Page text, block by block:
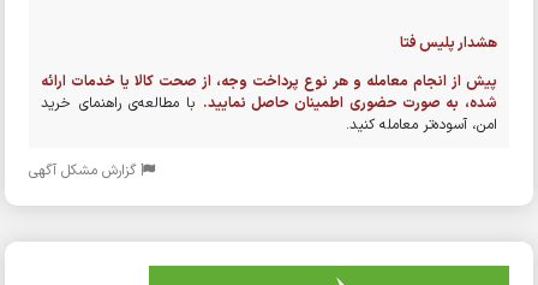
هشدار پلیس فتا
پیش از انجام معامله و هر نوع پرداخت وجه، از صحت کالا یا خدمات ارائه
شده، به صورت حضوری اطمینان حاصل نمایید. با مطالعه‌ی راهنمای خرید
امن، آسوده‌تر معامله کنید.
گزارش مشکل آگهی